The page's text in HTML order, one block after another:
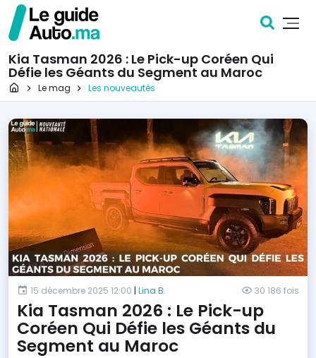
Kia Tasman 2026 : Le Pick-up Coréen Qui
Défie les Géants du Segment au Maroc
Page d'accueil
Le mag Les nouveautés
15 décembre 2025 12:00 | Lina B. 30 186 fois
Kia Tasman 2026 : Le Pick-up
Coréen Qui Défie les Géants du
Segment au Maroc